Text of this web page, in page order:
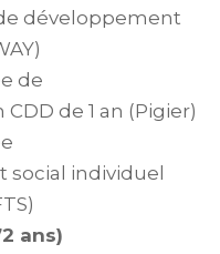
développement
de
de 1 an (Pigier)
social individuel
ans)